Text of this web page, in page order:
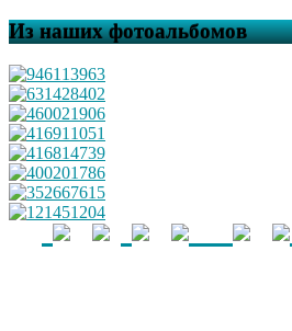
Из наших фотоальбомов